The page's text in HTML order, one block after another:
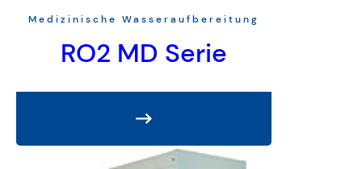
Medizinische Wasseraufbereitung
RO2 MD Serie